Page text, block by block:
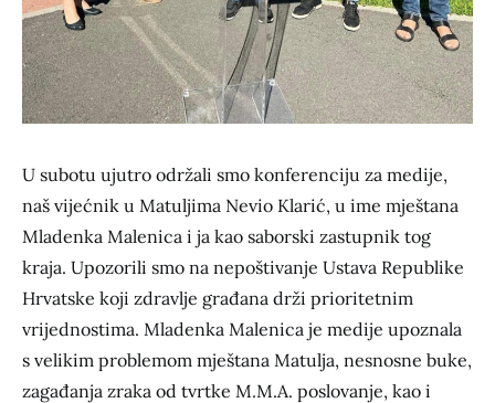
U subotu ujutro održali smo konferenciju za medije,
naš vijećnik u Matuljima Nevio Klarić, u ime mještana
Mladenka Malenica i ja kao saborski zastupnik tog
kraja. Upozorili smo na nepoštivanje Ustava Republike
Hrvatske koji zdravlje građana drži prioritetnim
vrijednostima. Mladenka Malenica je medije upoznala
s velikim problemom mještana Matulja, nesnosne buke,
zagađanja zraka od tvrtke M.M.A. poslovanje, kao i